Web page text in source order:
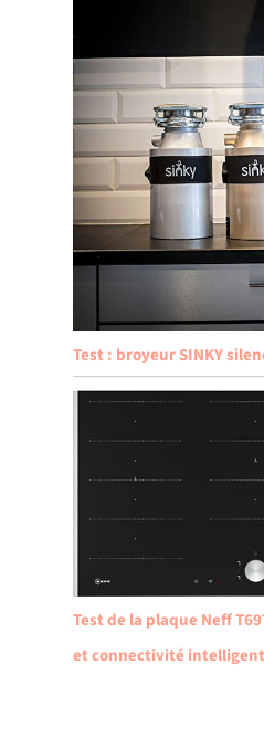
Test : broyeur SINKY
Test de la plaque Neff
et connectivité